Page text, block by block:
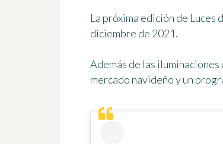
La próxima edición de
diciembre de 2021.
Además de las
mercado navideño y un